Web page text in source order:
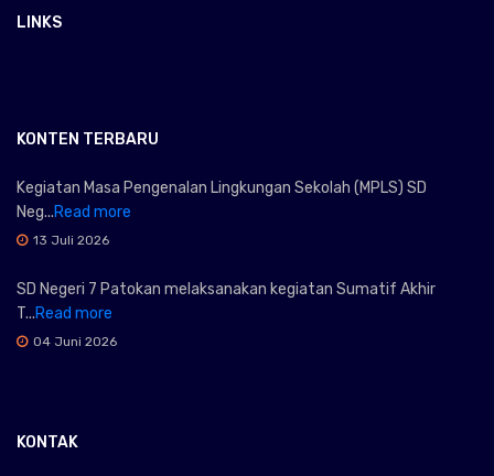
LINKS
KONTEN TERBARU
Kegiatan Masa Pengenalan Lingkungan Sekolah (MPLS) SD
Neg...Read more
13 Juli 2026
SD Negeri 7 Patokan melaksanakan kegiatan Sumatif Akhir
T...Read more
04 Juni 2026
KONTAK